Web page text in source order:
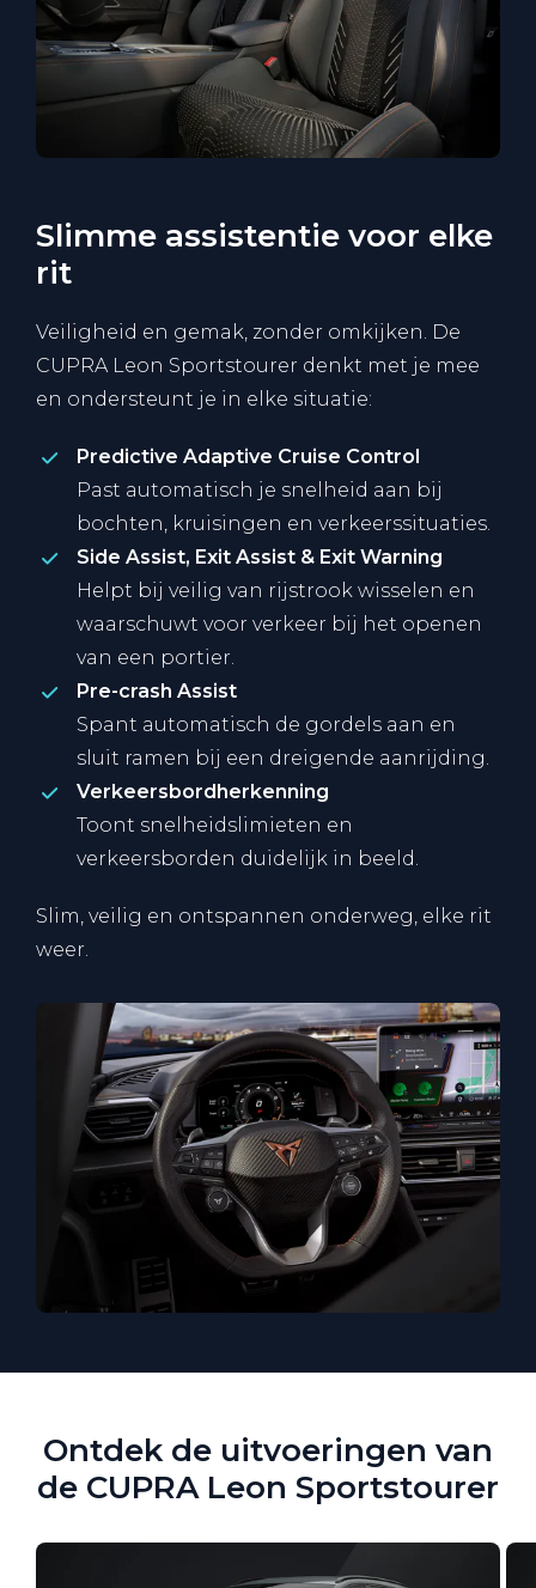
Slimme assistentie voor elke
rit
Veiligheid en gemak, zonder omkijken. De
CUPRA Leon Sportstourer denkt met je mee
en ondersteunt je in elke situatie:
Predictive Adaptive Cruise Control
Past automatisch je snelheid aan bij
bochten, kruisingen en verkeerssituaties.
Side Assist, Exit Assist & Exit Warning
Helpt bij veilig van rijstrook wisselen en
waarschuwt voor verkeer bij het openen
van een portier.
Pre-crash Assist
Spant automatisch de gordels aan en
sluit ramen bij een dreigende aanrijding.
Verkeersbordherkenning
Toont snelheidslimieten en
verkeersborden duidelijk in beeld.
Slim, veilig en ontspannen onderweg, elke rit
weer.
Ontdek de uitvoeringen van
de CUPRA Leon Sportstourer